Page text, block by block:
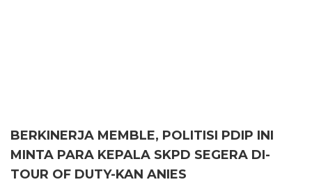
BERKINERJA MEMBLE, POLITISI PDIP INI
MINTA PARA KEPALA SKPD SEGERA DI-
TOUR OF DUTY-KAN ANIES